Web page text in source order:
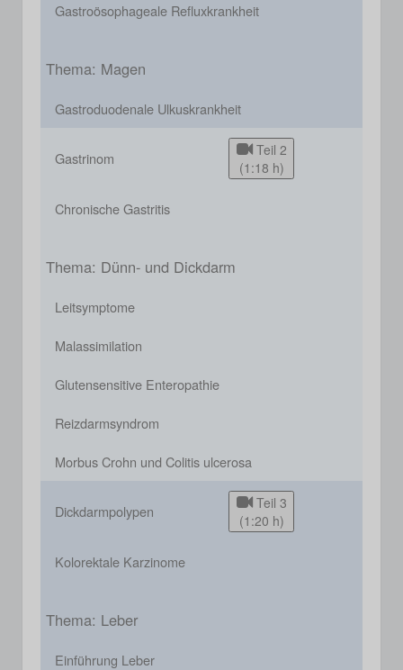
Gastroösophageale Refluxkrankheit
Thema: Magen
Gastroduodenale Ulkuskrankheit
Gastrinom
Teil 2
(1:18 h)
Chronische Gastritis
Thema: Dünn- und Dickdarm
Leitsymptome
Malassimilation
Glutensensitive Enteropathie
Reizdarmsyndrom
Morbus Crohn und Colitis ulcerosa
Dickdarmpolypen
Teil 3
(1:20 h)
Kolorektale Karzinome
Thema: Leber
Einführung Leber